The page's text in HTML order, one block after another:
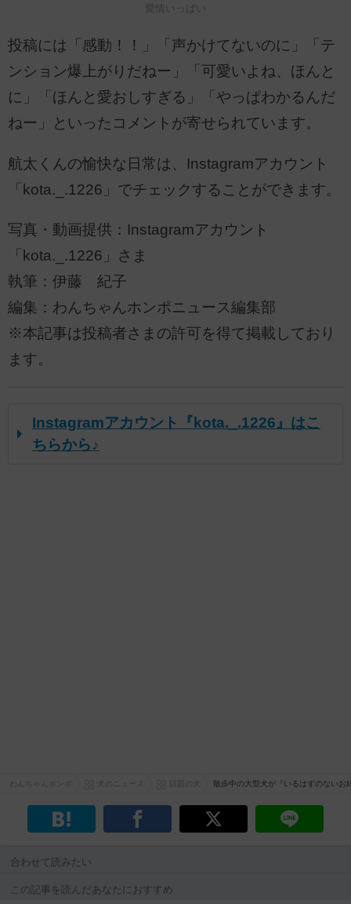
愛情いっぱい
投稿には「感動！！」「声かけてないのに」「テ
ンション爆上がりだねー」「可愛いよね、ほんと
に」「ほんと愛おしすぎる」「やっぱわかるんだ
ねー」といったコメントが寄せられています。
航太くんの愉快な日常は、Instagramアカウント
「kota._.1226」でチェックすることができます。
写真・動画提供：Instagramアカウント
「kota._.1226」さま
執筆：伊藤 紀子
編集：わんちゃんホンポニュース編集部
※本記事は投稿者さまの許可を得て掲載しており
ます。
Instagramアカウント『kota._.1226』はこ
ちらから♪
散歩中の大型犬が『いるはずのない
合わせて読みたい
この記事を読んだあなたにおすすめ